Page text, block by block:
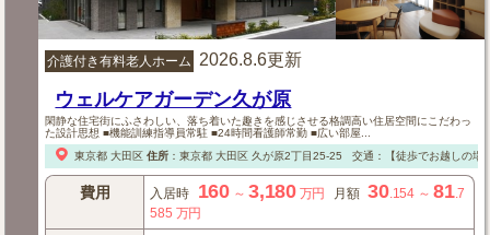
介護付き有料老人ホーム 2026.8.6更新
ウェルケアガーデン久が原
閑静な住宅街にふさわしい、落ち着いた趣きを感じさせる格調高い住居空間にこだわっ
た設計思想 ■機能訓練指導員常駐 ■24時間看護師常勤 ■広い部屋...
東京都 大田区 住所： 東京都 大田区久が原2丁目25-25 交通：【徒歩でお越しの場
費用 入居時 160～3,180 万円 月額 30.154～81.7
585 万円